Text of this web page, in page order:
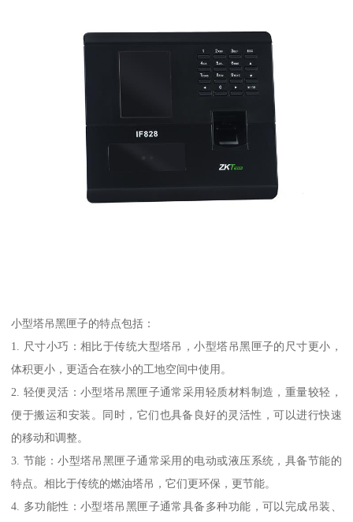
小型塔吊黑匣子的特点包括：
1. 尺寸小巧：相比于传统大型塔吊，小型塔吊黑匣子的尺寸更小，
体积更小，更适合在狭小的工地空间中使用。
2. 轻便灵活：小型塔吊黑匣子通常采用轻质材料制造，重量较轻，
便于搬运和安装。同时，它们也具备良好的灵活性，可以进行快速
的移动和调整。
3. 节能：小型塔吊黑匣子通常采用的电动或液压系统，具备节能的
特点。相比于传统的燃油塔吊，它们更环保，更节能。
4. 多功能性：小型塔吊黑匣子通常具备多种功能，可以完成吊装、